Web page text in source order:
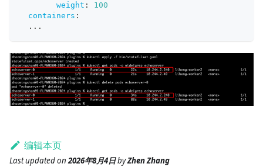
weight :
100
containers :
...
编辑本页
Last updatedon2026年8月4日byZhen Zhang